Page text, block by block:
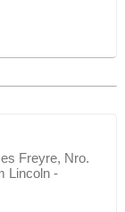
Freyre, Nro.
Lincoln -